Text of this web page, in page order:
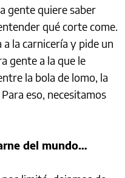
gente quiere saber
qué corte come.
la carnicería y pide un
gente a la que le
la bola de lomo, la
eso, necesitamos
del mundo…